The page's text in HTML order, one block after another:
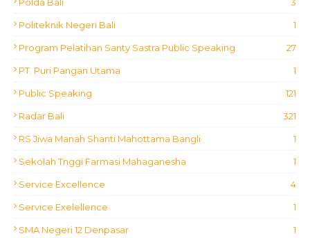
Politeknik Negeri Bali 1
Program Pelatihan Santy Sastra Public Speaking 27
PT. Puri Pangan Utama 1
Public Speaking 121
Radar Bali 321
RS Jiwa Manah Shanti Mahottama Bangli 1
Sekolah Tnggi Farmasi Mahaganesha 1
Service Excellence 4
Service Exelellence 1
SMA Negeri 12 Denpasar 1